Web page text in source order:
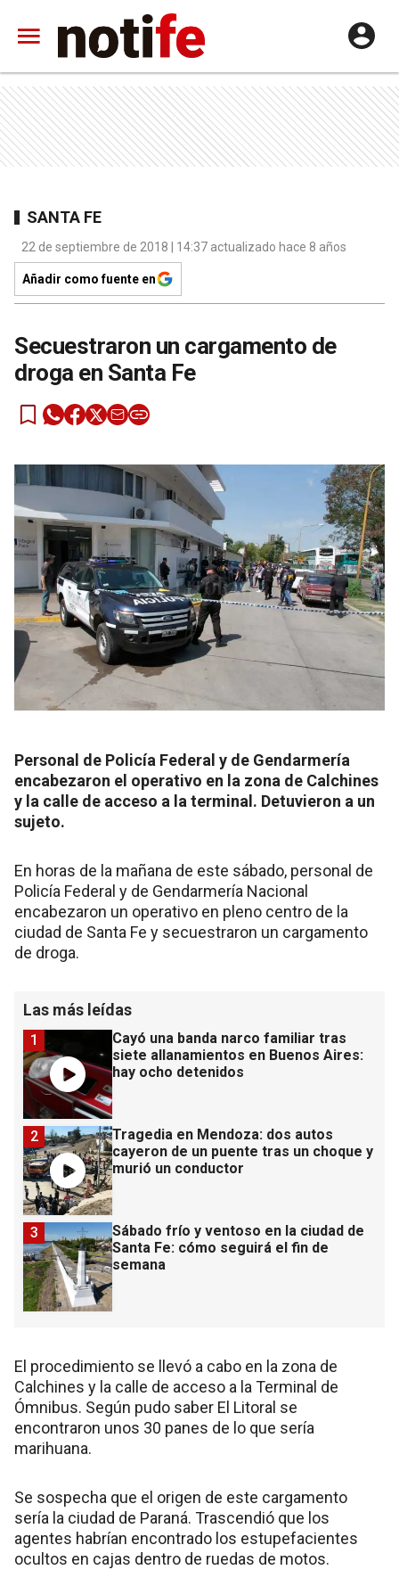
SANTA FE
22 de septiembre de 2018 | 14:37 actualizado hace 8 años
Añadir como fuente en
Secuestraron un cargamento de
droga en Santa Fe
Personal de Policía Federal y de Gendarmería
encabezaron el operativo en la zona de Calchines
y la calle de acceso a la terminal. Detuvieron a un
sujeto.
En horas de la mañana de este sábado, personal de
Policía Federal y de Gendarmería Nacional
encabezaron un operativo en pleno centro de la
ciudad de Santa Fe y secuestraron un cargamento
de droga.
Las más leídas
Cayó una banda narco familiar tras
siete allanamientos en Buenos Aires:
hay ocho detenidos
1
Tragedia en Mendoza: dos autos
cayeron de un puente tras un choque y
murió un conductor
2
Sábado frío y ventoso en la ciudad de
Santa Fe: cómo seguirá el fin de
semana
3
El procedimiento se llevó a cabo en la zona de
Calchines y la calle de acceso a la Terminal de
Ómnibus. Según pudo saber El Litoral se
encontraron unos 30 panes de lo que sería
marihuana.
Se sospecha que el origen de este cargamento
sería la ciudad de Paraná. Trascendió que los
agentes habrían encontrado los estupefacientes
ocultos en cajas dentro de ruedas de motos.